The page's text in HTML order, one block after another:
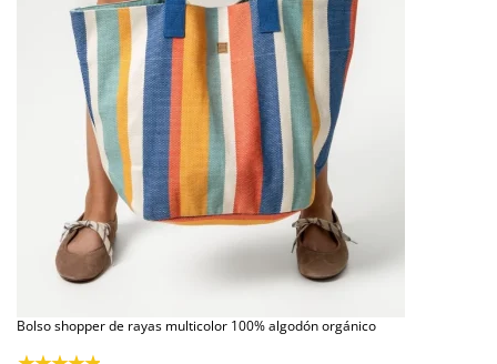
Bolso shopper de rayas multicolor 100% algodón orgánico